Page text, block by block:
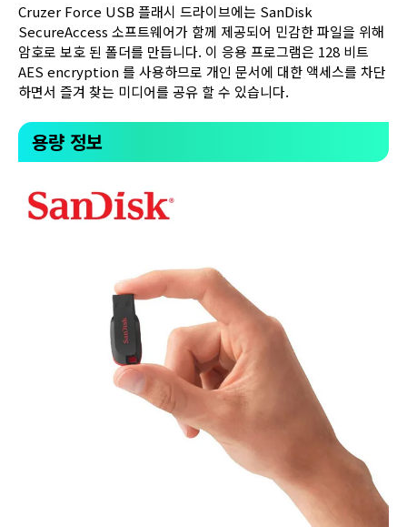
Cruzer Force USB 플래시 드라이브에는 SanDisk
SecureAccess 소프트웨어가 함께 제공되어 민감한 파일을 위해
암호로 보호 된 폴더를 만듭니다. 이 응용 프로그램은 128 비트
AES encryption 를 사용하므로 개인 문서에 대한 액세스를 차단
하면서 즐겨 찾는 미디어를 공유 할 수 있습니다.
용량 정보